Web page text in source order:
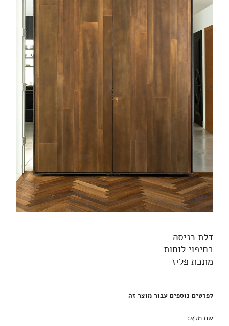
דלת כניסה
בחיפוי לוחות
מתכת פליז
לפרטים נוספים עבור מוצר זה
שם מלא: